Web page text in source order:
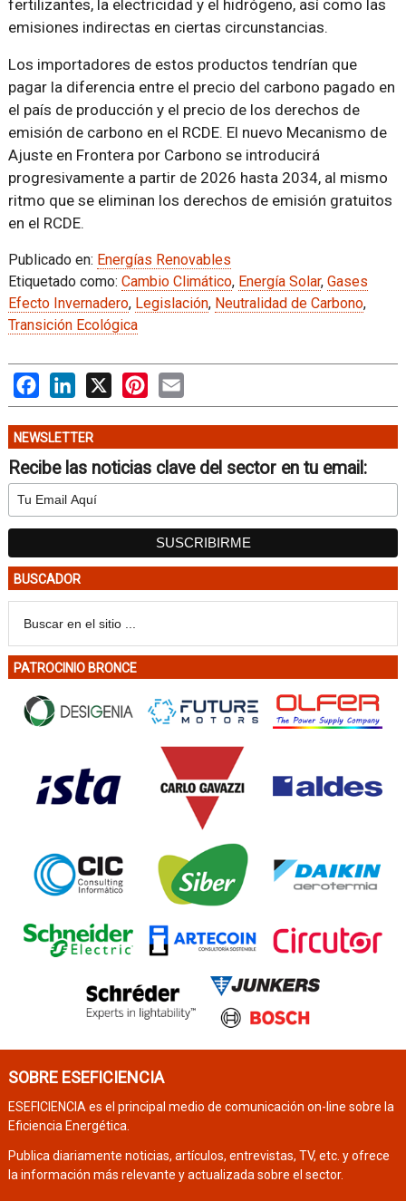
fertilizantes, la electricidad y el hidrógeno, así como las
emisiones indirectas en ciertas circunstancias.
Los importadores de estos productos tendrían que
pagar la diferencia entre el precio del carbono pagado en
el país de producción y el precio de los derechos de
emisión de carbono en el RCDE. El nuevo Mecanismo de
Ajuste en Frontera por Carbono se introducirá
progresivamente a partir de 2026 hasta 2034, al mismo
ritmo que se eliminan los derechos de emisión gratuitos
en el RCDE.
Publicado en: Energías Renovables
Etiquetado como: Cambio Climático, Energía Solar, Gases
Efecto Invernadero, Legislación, Neutralidad de Carbono,
Transición Ecológica
FacebookLinkedIn
X PinterestEmail
NEWSLETTER
Recibe las noticias clave del sector en tu email:
BUSCADOR
PATROCINIO BRONCE
SOBRE ESEFICIENCIA
ESEFICIENCIA es el principal medio de comunicación on-line sobre la
Eficiencia Energética.
Publica diariamente noticias, artículos, entrevistas, TV, etc. y ofrece
la información más relevante y actualizada sobre el sector.